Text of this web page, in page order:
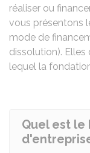
réaliser ou
vous présentons
mode de
dissolution).
lequel la
Quel est